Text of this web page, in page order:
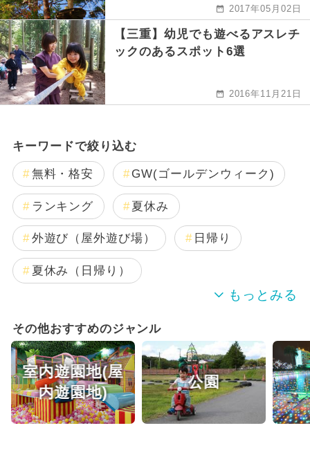
2017年05月02日
【三重】幼児でも遊べるアスレチ
ックのあるスポット6選
2016年11月21日
キーワードで絞り込む
無料・格安 GW(ゴールデンウィーク)
ランキング 夏休み
外遊び（屋外遊び場） 日帰り
夏休み（日帰り）
シルバーウィーク・秋の連休
じゃぶじゃぶ池 6月愛知おすすめ
厳選お出かけまとめ
その他おすすめのジャンル
室内遊園地(屋
内遊園地)
公園